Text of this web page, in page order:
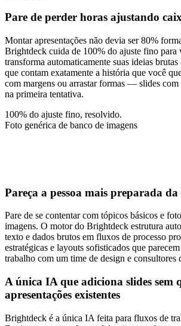
Pare de perder horas ajustando
Montar apresentações não devia ser 80%
Brightdeck cuida de 100% do ajuste fino para
transforma automaticamente suas ideias
que contam exatamente a história que você
com margens ou arrastar formas — slides com
na primeira tentativa.
100% do ajuste fino, resolvido.
Foto genérica de banco de imagens
Pareça a pessoa mais preparada da
Pare de se contentar com tópicos básicos e
imagens. O motor do Brightdeck estrutura
texto e dados brutos em fluxos de processo
estratégicas e layouts sofisticados que
trabalho com um time de design e consultores
A única IA que adiciona slides sem
apresentações existentes
Brightdeck é a única IA feita para fluxos de